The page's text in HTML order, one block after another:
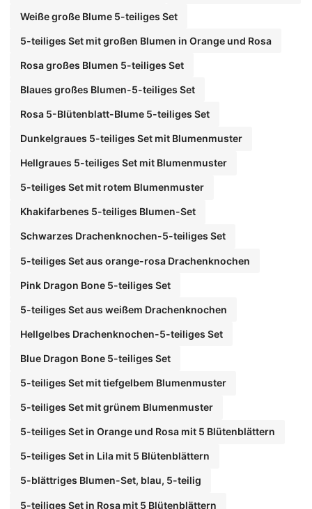
Weiße große Blume 5-teiliges Set
5-teiliges Set mit großen Blumen in Orange und Rosa
Rosa großes Blumen 5-teiliges Set
Blaues großes Blumen-5-teiliges Set
Rosa 5-Blütenblatt-Blume 5-teiliges Set
Dunkelgraues 5-teiliges Set mit Blumenmuster
Hellgraues 5-teiliges Set mit Blumenmuster
5-teiliges Set mit rotem Blumenmuster
Khakifarbenes 5-teiliges Blumen-Set
Schwarzes Drachenknochen-5-teiliges Set
5-teiliges Set aus orange-rosa Drachenknochen
Pink Dragon Bone 5-teiliges Set
5-teiliges Set aus weißem Drachenknochen
Hellgelbes Drachenknochen-5-teiliges Set
Blue Dragon Bone 5-teiliges Set
5-teiliges Set mit tiefgelbem Blumenmuster
5-teiliges Set mit grünem Blumenmuster
5-teiliges Set in Orange und Rosa mit 5 Blütenblättern
5-teiliges Set in Lila mit 5 Blütenblättern
5-blättriges Blumen-Set, blau, 5-teilig
5-teiliges Set in Rosa mit 5 Blütenblättern